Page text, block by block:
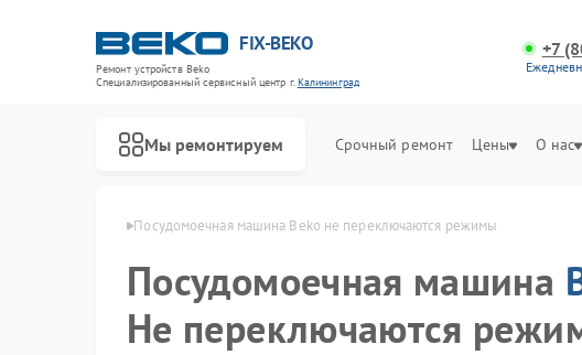
FIX-BEKO
Ремонт устройств Beko
Специализированный cервисный центр г.Калининград
+7
Мы ремонтируем Срочный ремонт Цены О нас
в Калининграде Посудомоечная машина Beko не переключаются режимы
Посудомоечная машина
Не переключаются